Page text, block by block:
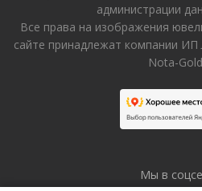
администрации
Все права на изображения
сайте принадлежат компании ИП
Nota-
Мы в